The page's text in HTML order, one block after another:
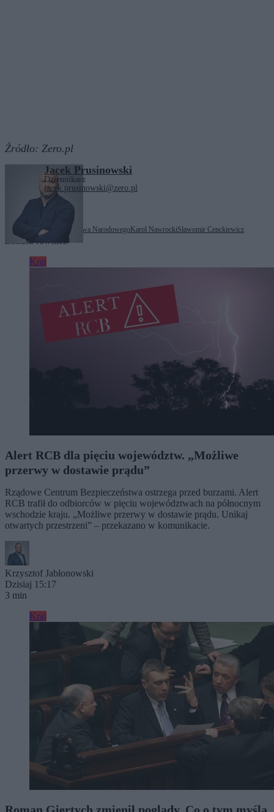
Źródło: Zero.pl
Jacek Prusinowski
Dziennikarz
jacek.prusinowski@zero.pl
Tagi: Biuro Bezpieczeństwa Narodowego Karol NawrockiSławomir Cenckiewicz
Zobacz również
Kraj
Alert RCB dla pięciu województw. „Możliwe
przerwy w dostawie prądu”
Rządowe Centrum Bezpieczeństwa ostrzega przed burzami. Alert
RCB trafił do odbiorców w pięciu województwach na północnym
wschodzie kraju. „Możliwe przerwy w dostawie prądu. Unikaj
otwartych przestrzeni” – przekazano w komunikacie.
Krzysztof Jabłonowski
Dzisiaj 15:17
3 min
Kraj